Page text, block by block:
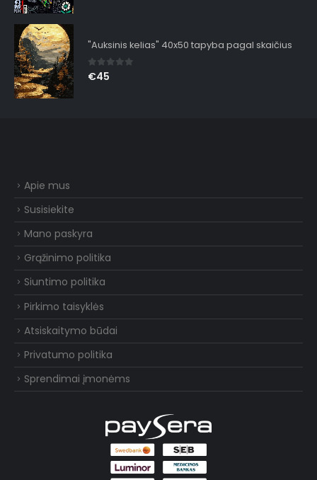
"Auksinis kelias" 40x50 tapyba pagal skaičius
0out of 5
€45
Apie mus
Susisiekite
Mano paskyra
Grąžinimo politika
Siuntimo politika
Pirkimo taisyklės
Atsiskaitymo būdai
Privatumo politika
Sprendimai įmonėms